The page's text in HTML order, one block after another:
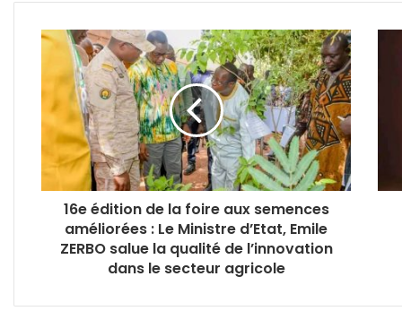
16e édition de la foire aux semences
améliorées : Le Ministre d’Etat, Emile
ZERBO salue la qualité de l’innovation
dans le secteur agricole